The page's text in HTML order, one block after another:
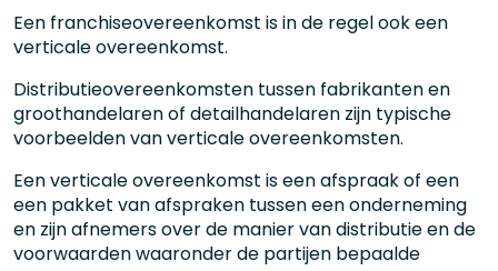
Een franchiseovereenkomst is in de regel ook een
verticale overeenkomst.
Distributieovereenkomsten tussen fabrikanten en
groothandelaren of detailhandelaren zijn typische
voorbeelden van verticale overeenkomsten.
Een verticale overeenkomst is een afspraak of een
een pakket van afspraken tussen een onderneming
en zijn afnemers over de manier van distributie en de
voorwaarden waaronder de partijen bepaalde